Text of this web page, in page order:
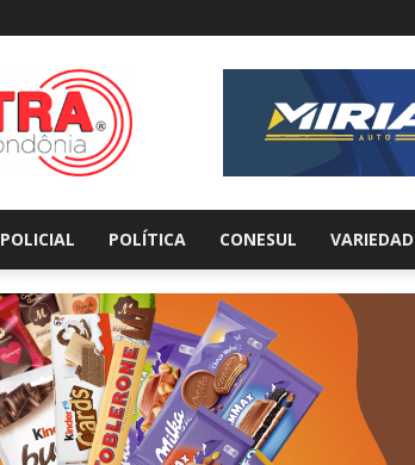
Extraderondonia.com.br
POLICIAL POLÍTICA CONESUL